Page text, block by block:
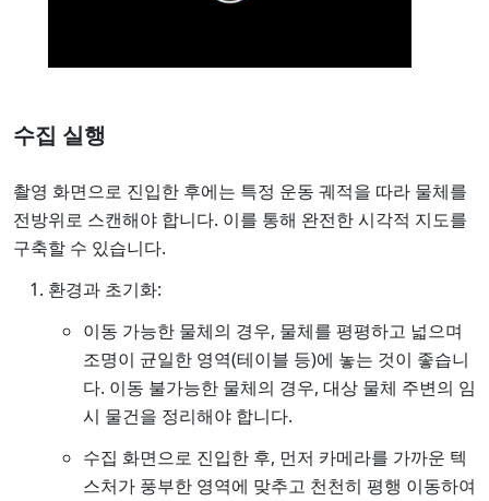
수집 실행
촬영 화면으로 진입한 후에는 특정 운동 궤적을 따라 물체를
전방위로 스캔해야 합니다. 이를 통해 완전한 시각적 지도를
구축할 수 있습니다.
환경과 초기화:
이동 가능한 물체의 경우, 물체를 평평하고 넓으며
조명이 균일한 영역(테이블 등)에 놓는 것이 좋습니
다. 이동 불가능한 물체의 경우, 대상 물체 주변의 임
시 물건을 정리해야 합니다.
수집 화면으로 진입한 후, 먼저 카메라를 가까운 텍
스처가 풍부한 영역에 맞추고 천천히 평행 이동하여